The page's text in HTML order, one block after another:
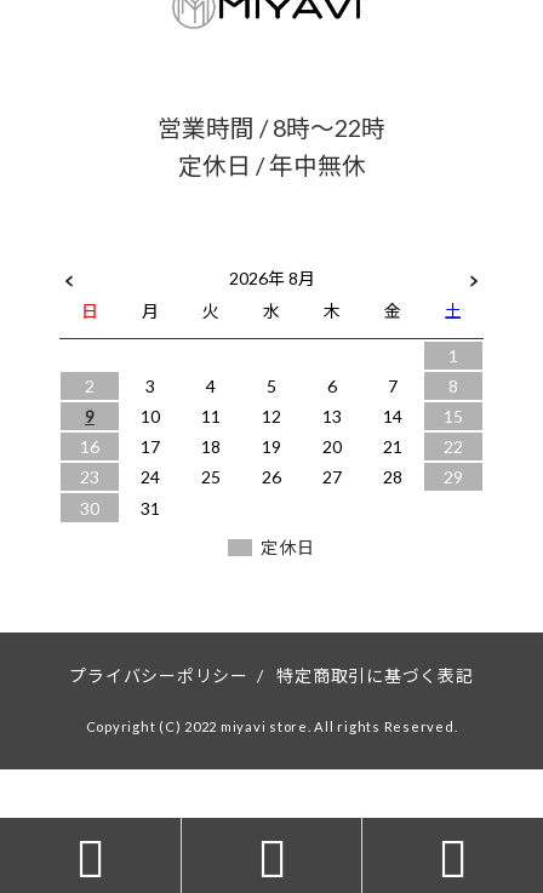
営業時間 / 8時〜22時
定休日 / 年中無休
2026年 8月
日
月 火 水 木 金
土
1
2
3 4 5 6 7
8
9
10 11 12 13 14
15
16
17 18 19 20 21
22
23
24 25 26 27 28
29
30
31
定休日
プライバシーポリシー / 特定商取引に基づく表記
Copyright (C) 2022 miyavi store. All rights Reserved.
  